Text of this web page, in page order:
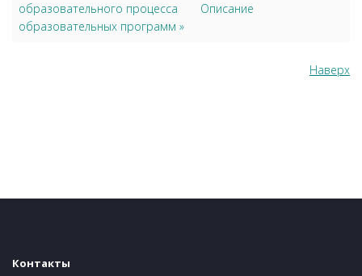
образовательного процесса
Описание
образовательных программ »
Наверх
Контакты